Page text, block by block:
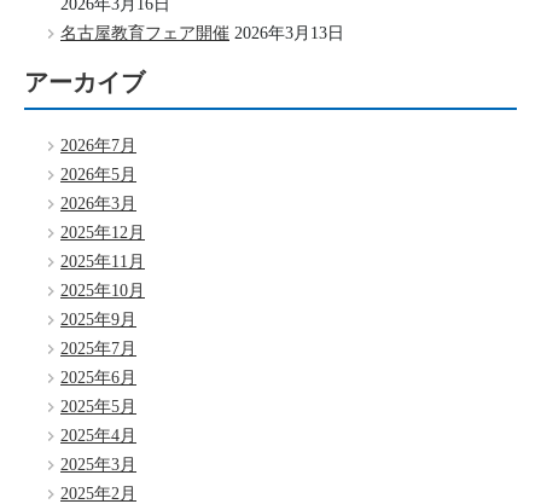
2026年3月16日
名古屋教育フェア開催 2026年3月13日
アーカイブ
2026年7月
2026年5月
2026年3月
2025年12月
2025年11月
2025年10月
2025年9月
2025年7月
2025年6月
2025年5月
2025年4月
2025年3月
2025年2月